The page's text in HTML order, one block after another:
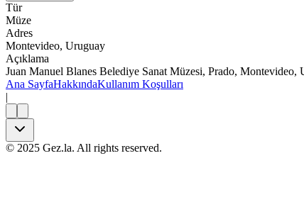
Tür
Müze
Adres
Montevideo, Uruguay
Açıklama
Juan Manuel Blanes Belediye Sanat Müzesi, Prado, Montevideo,
Ana SayfaHakkındaKullanım Koşulları
|
© 2025 Gez.la. All rights reserved.